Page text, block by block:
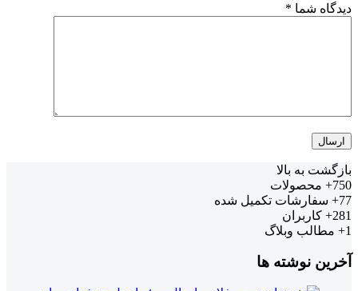
دیدگاه شما *
بازگشت به بالا
750+
محصولات
77+
سفارشات تکمیل شده
281+
کاربران
1+
مطالب وبلاگ
آخرین نوشته ها